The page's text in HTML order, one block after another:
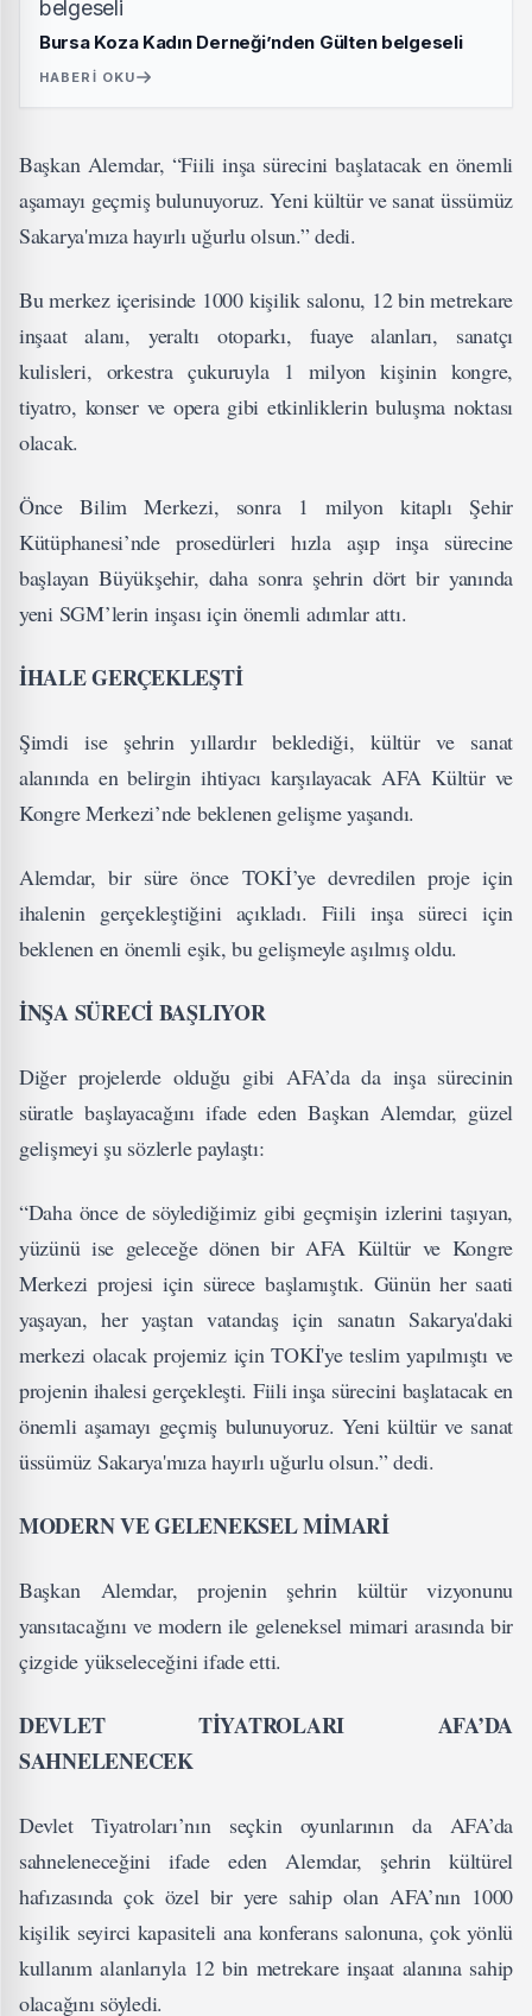
Bursa Koza Kadın Derneği’nden Gülten belgeseli
HABERI OKU
Başkan Alemdar, “Fiili inşa sürecini başlatacak en önemli
aşamayı geçmiş bulunuyoruz. Yeni kültür ve sanat üssümüz
Sakarya'mıza hayırlı uğurlu olsun.” dedi.
Bu merkez içerisinde 1000 kişilik salonu, 12 bin metrekare
inşaat alanı, yeraltı otoparkı, fuaye alanları, sanatçı
kulisleri, orkestra çukuruyla 1 milyon kişinin kongre,
tiyatro, konser ve opera gibi etkinliklerin buluşma noktası
olacak.
Önce Bilim Merkezi, sonra 1 milyon kitaplı Şehir
Kütüphanesi’nde prosedürleri hızla aşıp inşa sürecine
başlayan Büyükşehir, daha sonra şehrin dört bir yanında
yeni SGM’lerin inşası için önemli adımlar attı.
İHALE GERÇEKLEŞTİ
Şimdi ise şehrin yıllardır beklediği, kültür ve sanat
alanında en belirgin ihtiyacı karşılayacak AFA Kültür ve
Kongre Merkezi’nde beklenen gelişme yaşandı.
Alemdar, bir süre önce TOKİ’ye devredilen proje için
ihalenin gerçekleştiğini açıkladı. Fiili inşa süreci için
beklenen en önemli eşik, bu gelişmeyle aşılmış oldu.
İNŞA SÜRECİ BAŞLIYOR
Diğer projelerde olduğu gibi AFA’da da inşa sürecinin
süratle başlayacağını ifade eden Başkan Alemdar, güzel
gelişmeyi şu sözlerle paylaştı:
“Daha önce de söylediğimiz gibi geçmişin izlerini taşıyan,
yüzünü ise geleceğe dönen bir AFA Kültür ve Kongre
Merkezi projesi için sürece başlamıştık. Günün her saati
yaşayan, her yaştan vatandaş için sanatın Sakarya'daki
merkezi olacak projemiz için TOKİ'ye teslim yapılmıştı ve
projenin ihalesi gerçekleşti. Fiili inşa sürecini başlatacak en
önemli aşamayı geçmiş bulunuyoruz. Yeni kültür ve sanat
üssümüz Sakarya'mıza hayırlı uğurlu olsun.” dedi.
MODERN VE GELENEKSEL MİMARİ
Başkan Alemdar, projenin şehrin kültür vizyonunu
yansıtacağını ve modern ile geleneksel mimari arasında bir
çizgide yükseleceğini ifade etti.
DEVLET TİYATROLARI AFA’DA
SAHNELENECEK
Devlet Tiyatroları’nın seçkin oyunlarının da AFA’da
sahneleneceğini ifade eden Alemdar, şehrin kültürel
hafızasında çok özel bir yere sahip olan AFA’nın 1000
kişilik seyirci kapasiteli ana konferans salonuna, çok yönlü
kullanım alanlarıyla 12 bin metrekare inşaat alanına sahip
olacağını söyledi.